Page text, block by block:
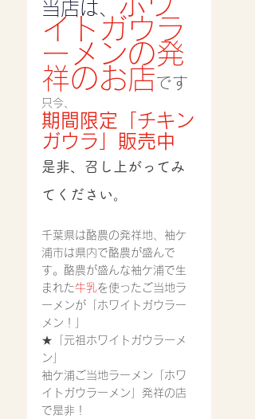
当店は、
イトガウラ
ーメンの発
祥のお店です
只今、
期間限定「チキン
ガウラ」販売中
是非、召し上がってみ
てください。
千葉県は酪農の発祥地、袖ケ
浦市は県内で酪農が盛んで
す。酪農が盛んな袖ケ浦で生
まれた牛乳を使ったご当地ラ
ーメンが「ホワイトガウラー
メン！」
★「元祖ホワイトガウラーメ
ン」
袖ケ浦ご当地ラーメン「ホワ
イトガウラーメン」発祥の店
で是非！